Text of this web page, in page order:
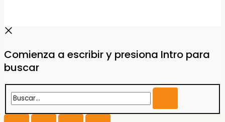
Comienza a escribir y presiona Intro para
buscar
Buscar...